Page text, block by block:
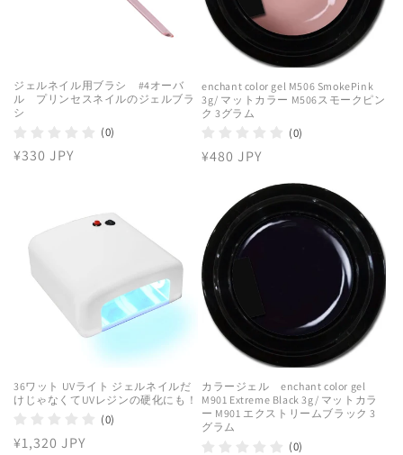
ジェルネイル用ブラシ #4オーバ
ル プリンセスネイルのジェルブラ
シ
(0)
通
¥330 JPY
enchant color gel M506 SmokePink
3g/ マットカラー M506スモークピン
ク 3グラム
(0)
通
格
¥480 JPY
36ワット UVライト ジェルネイルだ
けじゃなくてUVレジンの硬化にも！
(0)
通
¥1,320 JPY
カラージェル enchant color gel
M901 Extreme Black 3g/ マットカラ
ー M901 エクストリームブラック 3
グラム
(0)